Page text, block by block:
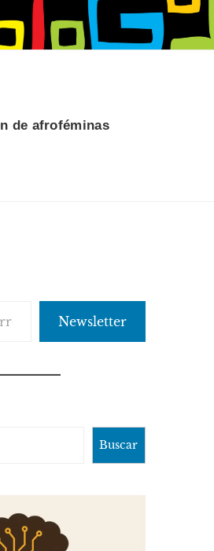
de afroféminas
Newsletter
Buscar